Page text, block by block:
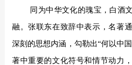
同为中华文化的瑰宝，白酒
融。张联东在致辞中表示，名著
深刻的思想内涵，勾勒出“何以中
著中重要的文化符号和情节动力